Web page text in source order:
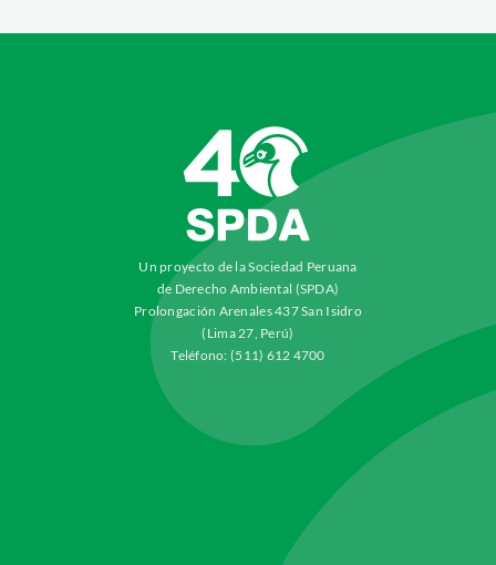
Un proyecto de la Sociedad Peruana
de Derecho Ambiental (SPDA)
Prolongación Arenales 437 San Isidro
(Lima 27, Perú)
Teléfono: (511) 612 4700